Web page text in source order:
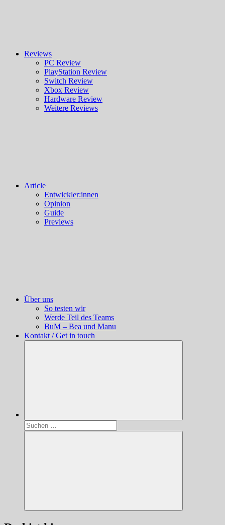
Reviews
PC Review
PlayStation Review
Switch Review
Xbox Review
Hardware Review
Weitere Reviews
Article
Entwickler:innen
Opinion
Guide
Previews
Über uns
So testen wir
Werde Teil des Teams
BuM – Bea und Manu
Kontakt / Get in touch
Suchen
nach:
Suchen